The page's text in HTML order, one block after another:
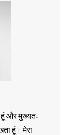
हूं और मुख्यतः
हूं। मेरा